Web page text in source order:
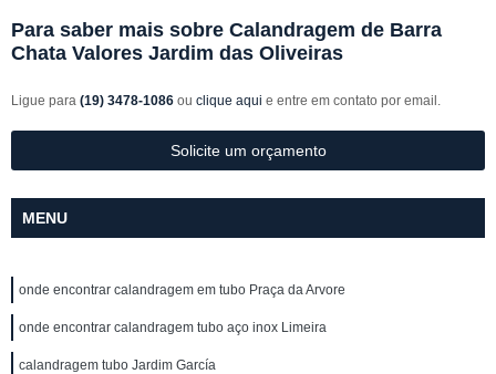
Para saber mais sobre Calandragem de Barra
Chata Valores Jardim das Oliveiras
Ligue para (19) 3478-1086 ou clique aqui e entre em contato por email.
Solicite um orçamento
MENU
onde encontrar calandragem em tubo Praça da Arvore
onde encontrar calandragem tubo aço inox Limeira
calandragem tubo Jardim García